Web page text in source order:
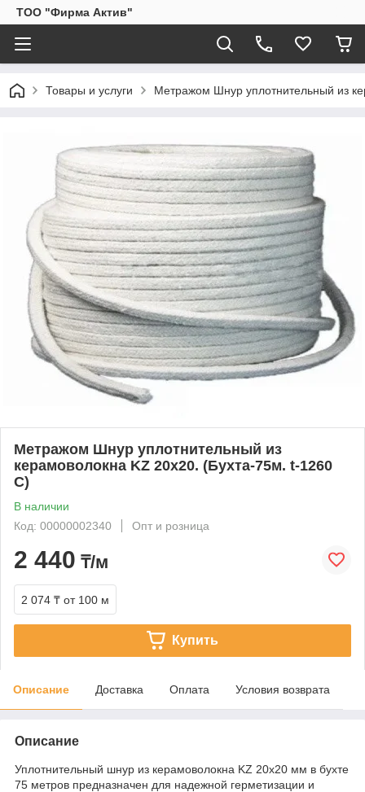
ТОО "Фирма Актив"
Товары и услуги Метражом Шнур уплотнительный из
Метражом Шнур уплотнительный из
керамоволокна KZ 20х20. (Бухта-75м. t-1260
C)
В наличии
Код: 00000002340
Опт и розница
2 440 ₸/м
2 074 ₸ от 100 м
Купить
Описание Доставка Оплата Условия возврата
Описание
Уплотнительный шнур из керамоволокна KZ 20х20 мм в бухте
75 метров предназначен для надежной герметизации и